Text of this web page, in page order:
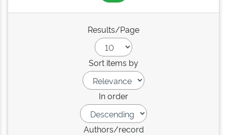
Results/Page
Sort items by
In order
Authors/record